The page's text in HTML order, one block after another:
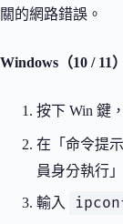
關的網路錯誤。
Windows（10 / 11
按下 Win 鍵
在「命令提
員身分執行」
輸入